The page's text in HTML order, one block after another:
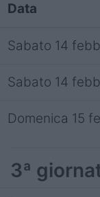
Data
Sabato 14
Sabato 14
Domenica 15
3ª